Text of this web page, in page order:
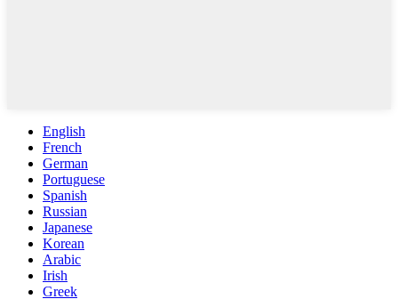
English
French
German
Portuguese
Spanish
Russian
Japanese
Korean
Arabic
Irish
Greek